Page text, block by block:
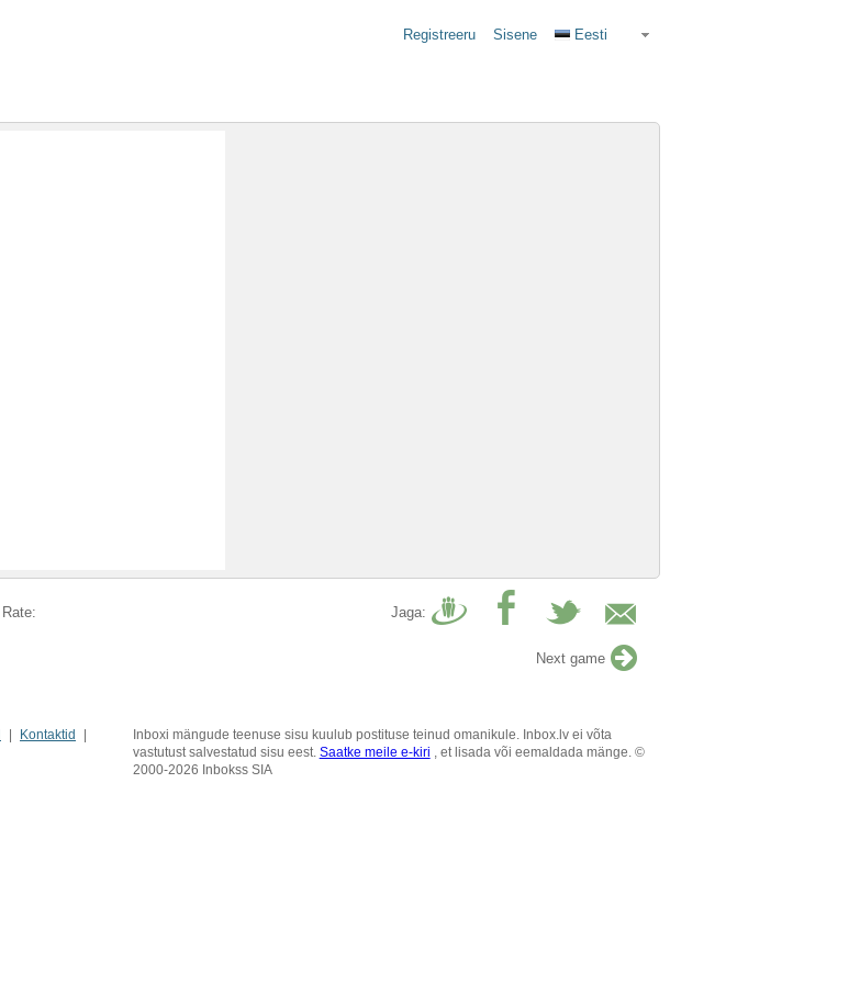
Registreeru Sisene Eesti
Rate: Jaga:
Next game
Kontaktid
Inboxi mängude teenuse sisu kuulub postituse teinud omanikule. Inbox.lv ei võta
vastutust salvestatud sisu eest. Saatke meile e-kiri , et lisada või eemaldada mänge. ©
2000-2026 Inbokss SIA